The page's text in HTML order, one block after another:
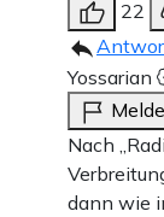
22
Yossarian
Nach
dann wie